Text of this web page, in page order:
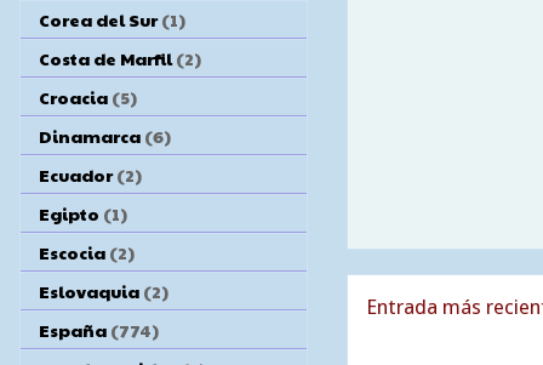
Entrada más
Corea del Sur (1)
Costa de Marfil (2)
Croacia (5)
Dinamarca (6)
Ecuador (2)
Egipto (1)
Escocia (2)
Eslovaquia (2)
España (774)